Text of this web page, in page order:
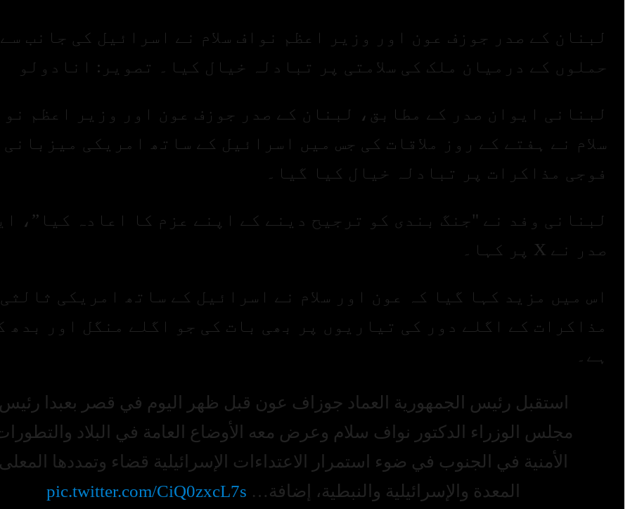
لبنان کے صدر جوزف عون اور وزیر اعظم نواف سلام نے اسرائیل کی جانب
حملوں کے درمیان ملک کی سلامتی پر تبادلہ خیال کیا۔ تصویر: انادولو
لبنانی ایوان صدر کے مطابق، لبنان کے صدر جوزف عون اور وزیر اعظم
سلام نے ہفتے کے روز ملاقات کی جس میں اسرائیل کے ساتھ امریکی میزبانی
فوجی مذاکرات پر تبادلہ خیال کیا گیا۔
لبنانی وفد نے "جنگ بندی کو ترجیح دینے کے اپنے عزم کا اعادہ کیا”،
صدر نے X پر کہا۔
اس میں مزید کہا گیا کہ عون اور سلام نے اسرائیل کے ساتھ امریکی ثالثی
مذاکرات کے اگلے دور کی تیاریوں پر بھی بات کی جو اگلے منگل اور بدھ
ہے۔
استقبل رئيس الجمهورية العماد جوزاف عون قبل ظهر اليوم في قصر بعبدا رئيس
مجلس الوزراء الدكتور نواف سلام وعرض معه الأوضاع العامة في البلاد
الأمنية في الجنوب في ضوء استمرار الاعتداءات الإسرائيلية قضاء وتمددها المعلى
المعدة والإسرائيلية والنبطية، إضافة… pic.twitter.com/CiQ0zxcL7s